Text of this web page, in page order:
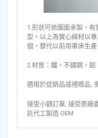
1.形狀可依圖面承製，
型。以上為實心線材以
個，替代以前用車床生產
2.材質：鐵，不鏽鋼，
適用於促銷品或禮贈品,
接受小額訂單, 接受原廠
託代工製造 OEM